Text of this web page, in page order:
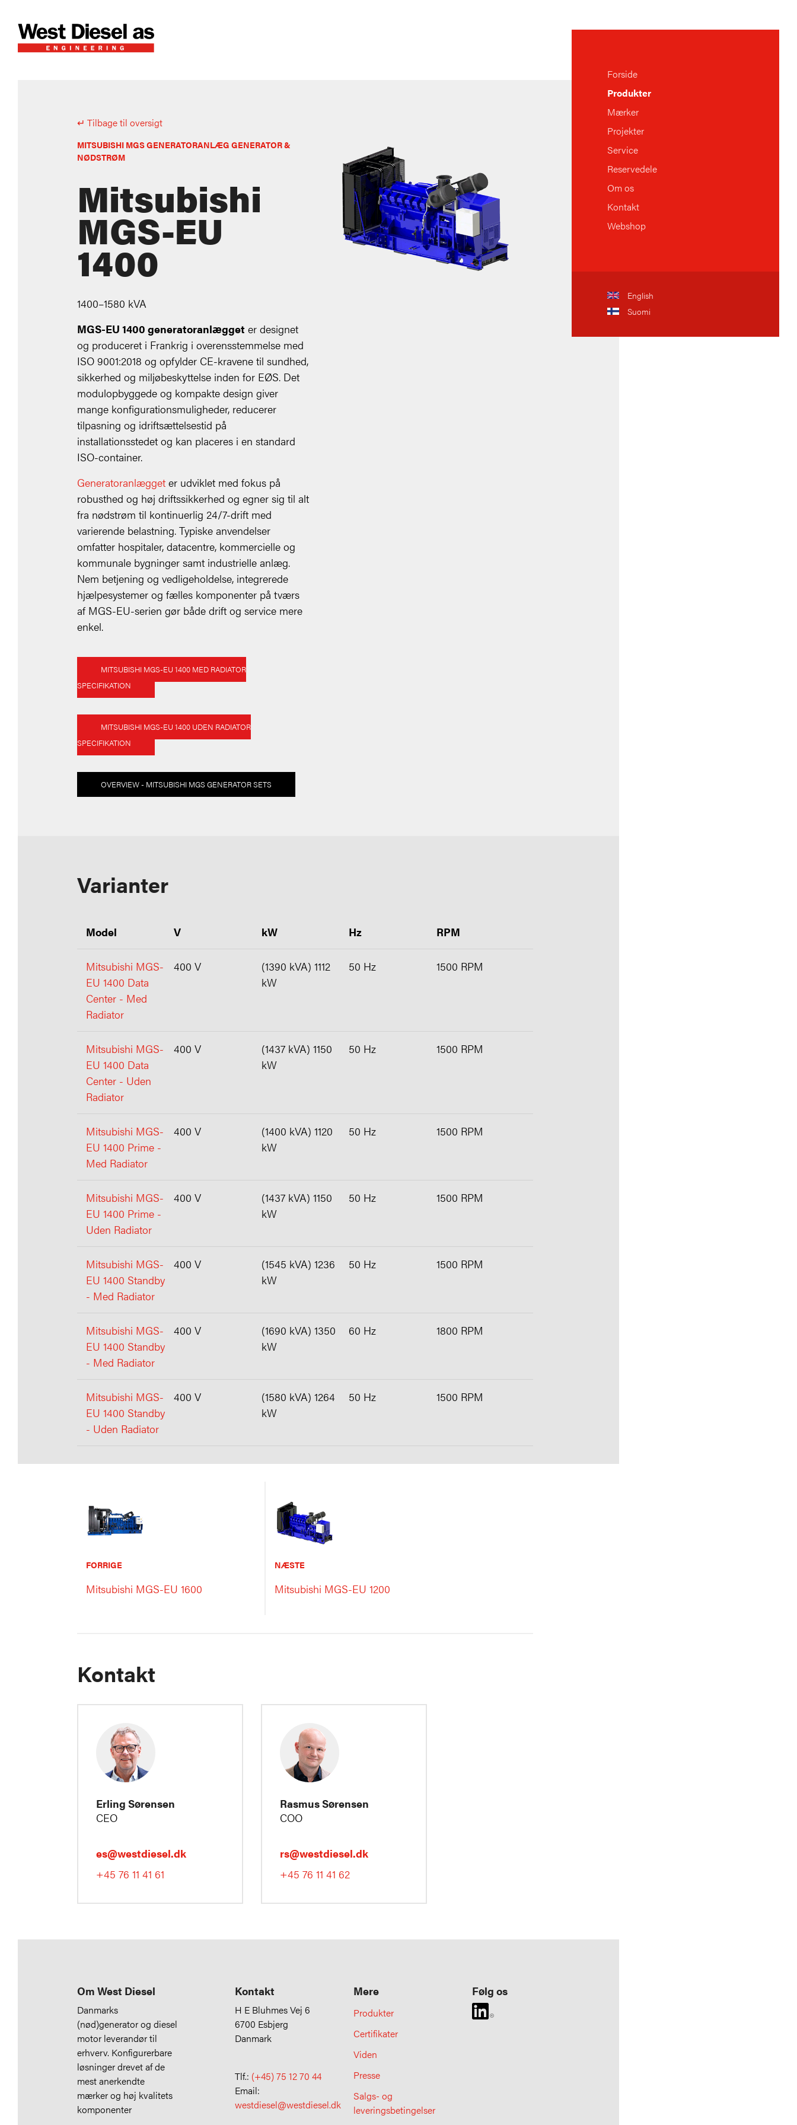
Forside
Produkter
Mærker
Projekter
Service
Reservedele
Om os
Kontakt
Webshop
English
Suomi
↵ Tilbage til oversigt
MITSUBISHI MGS GENERATORANLÆG GENERATOR &
NØDSTRØM
Mitsubishi
MGS-EU
1400
1400–1580 kVA
MGS-EU 1400 generatoranlægget er designet
og produceret i Frankrig i overensstemmelse med
ISO 9001:2018 og opfylder CE-kravene til sundhed,
sikkerhed og miljøbeskyttelse inden for EØS. Det
modulopbyggede og kompakte design giver
mange konfigurationsmuligheder, reducerer
tilpasning og idriftsættelsestid på
installationsstedet og kan placeres i en standard
ISO-container.
Generatoranlægget er udviklet med fokus på
robusthed og høj driftssikkerhed og egner sig til alt
fra nødstrøm til kontinuerlig 24/7-drift med
varierende belastning. Typiske anvendelser
omfatter hospitaler, datacentre, kommercielle og
kommunale bygninger samt industrielle anlæg.
Nem betjening og vedligeholdelse, integrerede
hjælpesystemer og fælles komponenter på tværs
af MGS-EU-serien gør både drift og service mere
enkel.
MITSUBISHI MGS-EU 1400 MED RADIATOR
SPECIFIKATION
MITSUBISHI MGS-EU 1400 UDEN RADIATOR
SPECIFIKATION
OVERVIEW - MITSUBISHI MGS GENERATOR SETS
Varianter
Model V kW Hz RPM
Mitsubishi MGS-
EU 1400 Data
Center - Med
Radiator
400 V
(1390 kVA) 1112
kW
50 Hz 1500 RPM
Mitsubishi MGS-
EU 1400 Data
Center - Uden
Radiator
400 V
(1437 kVA) 1150
kW
50 Hz 1500 RPM
Mitsubishi MGS-
EU 1400 Prime -
Med Radiator
400 V
(1400 kVA) 1120
kW
50 Hz 1500 RPM
Mitsubishi MGS-
EU 1400 Prime -
Uden Radiator
400 V
(1437 kVA) 1150
kW
50 Hz 1500 RPM
Mitsubishi MGS-
EU 1400 Standby
- Med Radiator
400 V
(1545 kVA) 1236
kW
50 Hz 1500 RPM
Mitsubishi MGS-
EU 1400 Standby
- Med Radiator
400 V
(1690 kVA) 1350
kW
60 Hz 1800 RPM
Mitsubishi MGS-
EU 1400 Standby
- Uden Radiator
400 V
(1580 kVA) 1264
kW
50 Hz 1500 RPM
FORRIGE
Mitsubishi MGS-EU 1600
NÆSTE
Mitsubishi MGS-EU 1200
Kontakt
Erling Sørensen
CEO
es@westdiesel.dk
+45 76 11 41 61
Rasmus Sørensen
COO
rs@westdiesel.dk
+45 76 11 41 62
Om West Diesel
Danmarks
(nød)generator og diesel
motor leverandør til
erhverv. Konfigurerbare
løsninger drevet af de
mest anerkendte
mærker og høj kvalitets
komponenter
Kontakt
H E Bluhmes Vej 6
6700 Esbjerg
Danmark
Tlf.: (+45) 75 12 70 44
Email:
westdiesel@westdiesel.dk
Mere
Produkter
Certifikater
Viden
Presse
Salgs- og
leveringsbetingelser
Følg os